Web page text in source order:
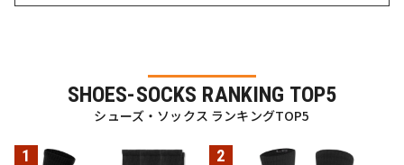
SHOES-SOCKS RANKING TOP5
シューズ・ソックス ランキングTOP5